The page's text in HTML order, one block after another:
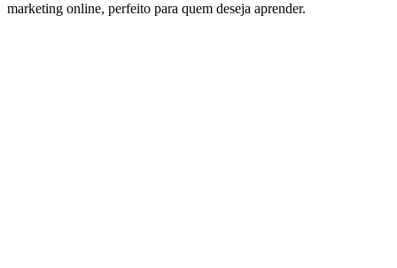
marketing online, perfeito para quem deseja aprender.